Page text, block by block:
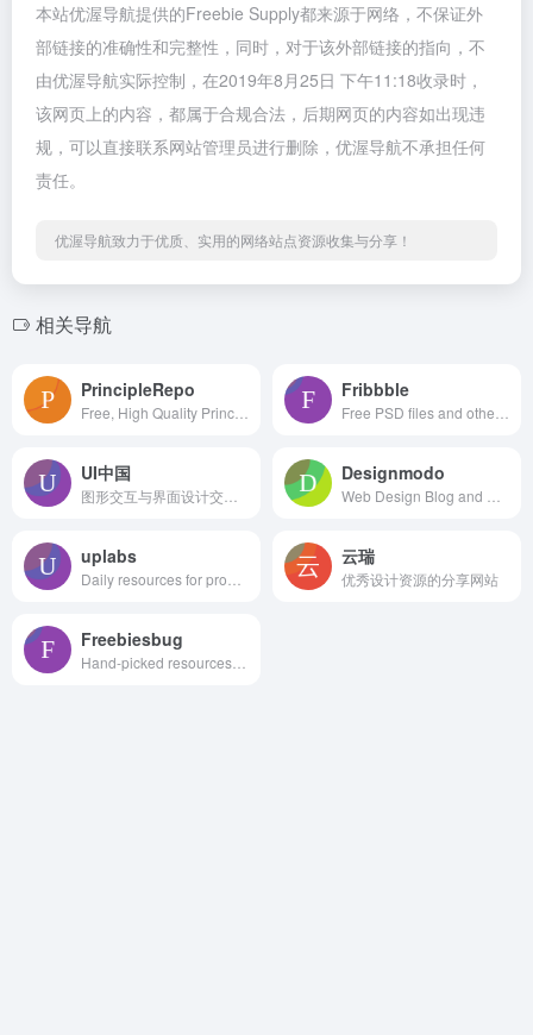
本站优渥导航提供的Freebie Supply都来源于网络，不保证外
部链接的准确性和完整性，同时，对于该外部链接的指向，不
由优渥导航实际控制，在2019年8月25日 下午11:18收录时，
该网页上的内容，都属于合规合法，后期网页的内容如出现违
规，可以直接联系网站管理员进行删除，优渥导航不承担任何
责任。
优渥导航致力于优质、实用的网络站点资源收集与分享！
相关导航
PrincipleRepo Fribbble
UI中国 Designmodo
uplabs 云瑞
优秀设计资源的分享网站
Freebiesbug